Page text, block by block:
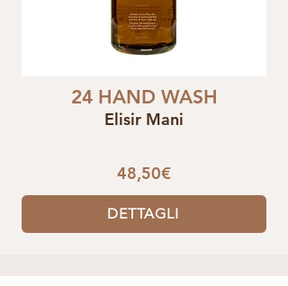
24 HAND WASH
Elisir Mani
48,50€
DETTAGLI